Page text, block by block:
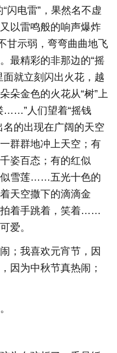
闪电雷”，果然名不虚
以雷鸣般的响声爆炸
甘示弱，弯弯曲曲地飞
最精彩的非那边的“摇
就立刻闪出火花，越
朵金色的火花从“树”上
……”人们望着“摇钱
的出现在广阔的天空
群群地冲上天空；有
姿百态；有的红似
似雪莲……五光十色的
天空撒下的滴滴金
拍着手跳着，笑着……
爱。
；我喜欢元宵节，因
因为中秋节真热闹；